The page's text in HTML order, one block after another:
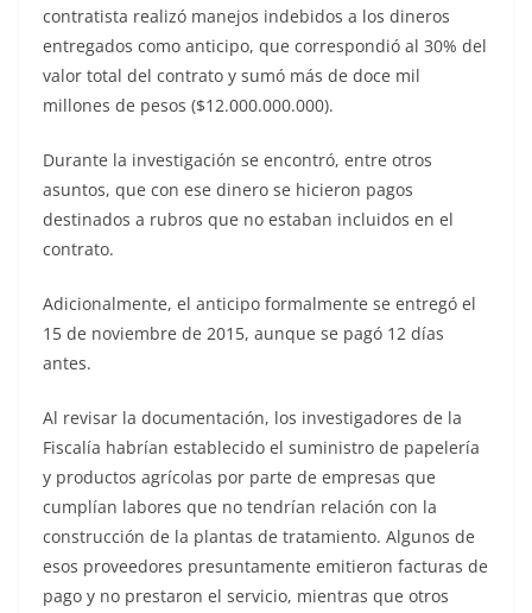
contratista realizó manejos indebidos a los dineros
entregados como anticipo, que correspondió al 30% del
valor total del contrato y sumó más de doce mil
millones de pesos ($12.000.000.000).
Durante la investigación se encontró, entre otros
asuntos, que con ese dinero se hicieron pagos
destinados a rubros que no estaban incluidos en el
contrato.
Adicionalmente, el anticipo formalmente se entregó el
15 de noviembre de 2015, aunque se pagó 12 días
antes.
Al revisar la documentación, los investigadores de la
Fiscalía habrían establecido el suministro de papelería
y productos agrícolas por parte de empresas que
cumplían labores que no tendrían relación con la
construcción de la plantas de tratamiento. Algunos de
esos proveedores presuntamente emitieron facturas de
pago y no prestaron el servicio, mientras que otros